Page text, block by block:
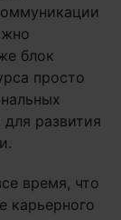
блок
просто
развития
время, что
карьерного